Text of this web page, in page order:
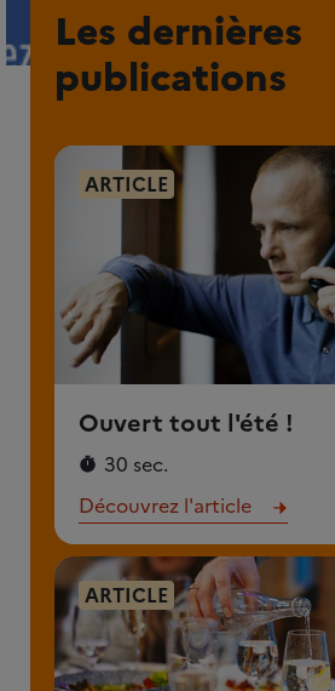
Les dernières
publications
ARTICLE
Ouvert tout l'été !
30 sec.
Découvrez l'article
ARTICLE